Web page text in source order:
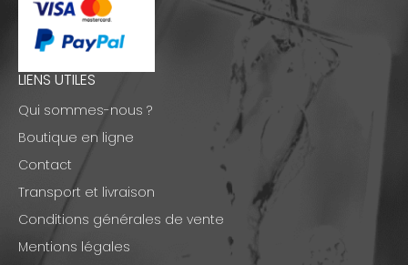
LIENS UTILES
Qui sommes-nous ?
Boutique en ligne
Contact
Transport et livraison
Conditions générales de vente
Mentions légales